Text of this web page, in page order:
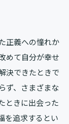
正義への憧れか
めて自分が幸せ
決できたときで
ず、さまざまな
ときに出会った
を追求するとい